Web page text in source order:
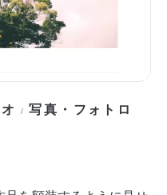
/写真・フォトロ